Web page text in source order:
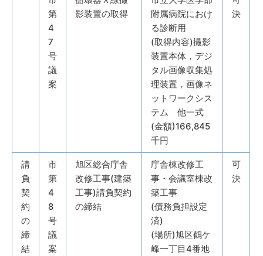
第
4
7
号
議
案
影装置の取得
附属病院におけ
る診断用
(取得内容)撮影
装置本体，デジ
タル画像収集処
理装置，画像ネ
ットワークシス
テム 他一式
(金額)166,845
千円
決
請
負
契
約
の
締
結
市
第
4
8
号
議
案
旭区総合庁舎
改修工事(建築
工事)請負契約
の締結
庁舎棟改修工
事・会議室棟改
築工事
(債務負担設定
済)
(場所)旭区鶴ケ
峰一丁目4番地
可
決